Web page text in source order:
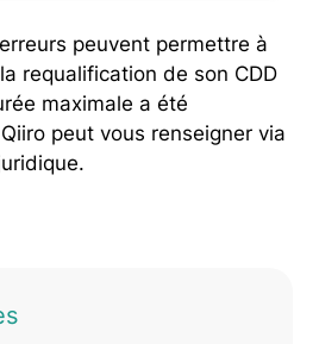
peuvent permettre à
requalification de son CDD
maximale a été
peut vous renseigner via